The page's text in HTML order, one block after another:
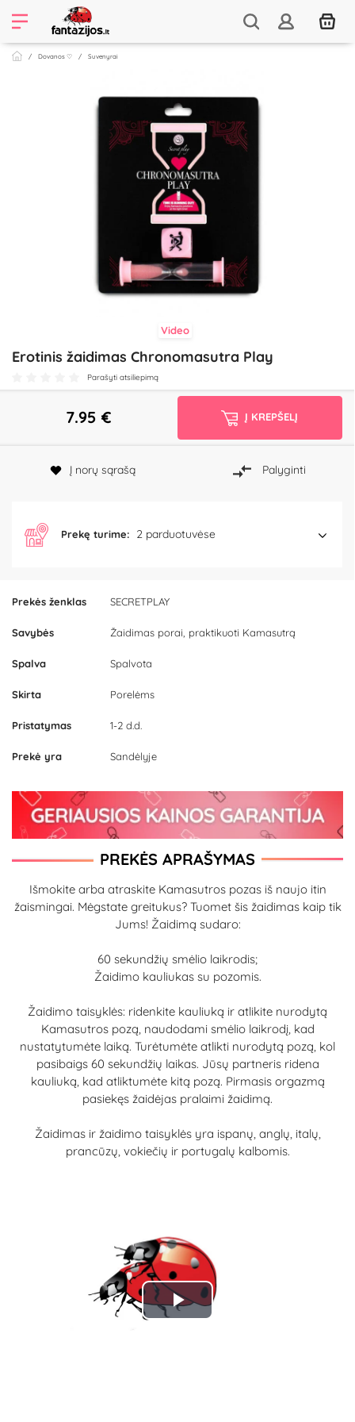
Dovanos ♡ Suvenyrai
Video
Erotinis žaidimas Chronomasutra Play
Parašyti atsiliepimą
Prekės ženklas SECRETPLAY
Savybės Žaidimas porai, praktikuoti Kamasutrą
Spalva Spalvota
Skirta Porelėms
Pristatymas 1-2 d.d.
Prekė yra Sandėlyje
7.95 € Į KREPŠELĮ
Į norų sąrašą Palyginti
Prekę turime: 2 parduotuvėse
PREKĖS APRAŠYMAS
Išmokite arba atraskite Kamasutros pozas iš naujo itin
žaismingai. Mėgstate greitukus? Tuomet šis žaidimas kaip tik
Jums! Žaidimą sudaro:
60 sekundžių smėlio laikrodis;
Žaidimo kauliukas su pozomis.
Žaidimo taisyklės: ridenkite kauliuką ir atlikite nurodytą
Kamasutros pozą, naudodami smėlio laikrodį, kad
nustatytumėte laiką. Turėtumėte atlikti nurodytą pozą, kol
pasibaigs 60 sekundžių laikas. Jūsų partneris ridena
kauliuką, kad atliktumėte kitą pozą. Pirmasis orgazmą
pasiekęs žaidėjas pralaimi žaidimą.
Žaidimas ir žaidimo taisyklės yra ispanų, anglų, italų,
prancūzų, vokiečių ir portugalų kalbomis.
Play